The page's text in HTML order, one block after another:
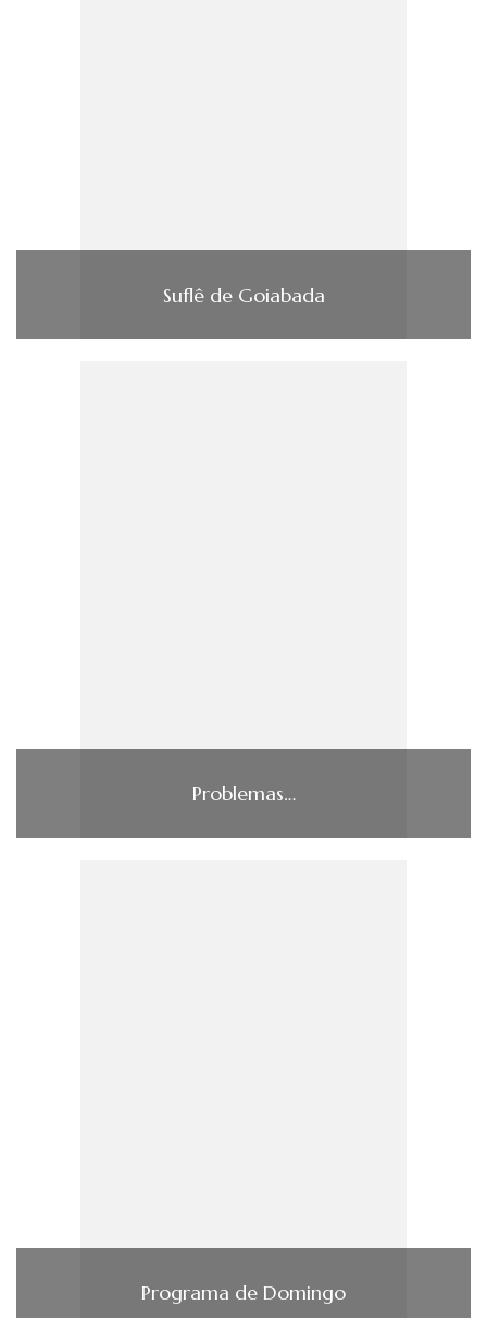
Suflê de Goiabada
Problemas…
Programa de Domingo